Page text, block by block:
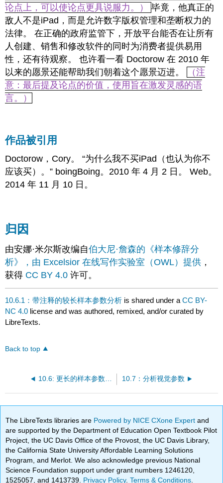
论点上，可以使论点更具说服力。） 毕竟，他真正的
敌人不是iPad，而是允许数字版权管理和垄断权力的
法律。 在正确的政府监管下，开放平台能否在让所有
人创建、销售和修改软件的同时为消费者提供易用
性，还有待观察。 也许看一看 Doctorow 在 2010 年
以来的愿景还能帮助我们朝着这个愿景迈进。
（注
意：最后提及论点的价值，使用旨在激发灵感的语
言。）
作品被引用
Doctorow，Cory。 “为什么我不买iPad（也认为你不
应该买）。” boingBoing。2010 年 4 月 2 日。 Web。
2014 年 11 月 10 日。
归因
由安娜·米尔斯改编自伯大尼·詹森的《样本修辞分
析》， 由 Excelsior 在线写作实验室（OWL）提供 ，
获得 CC BY 4.0 许可。
10.6.1：带注释的较长样本参数分析 is shared under aCC BY-
NC 4.0 license and was authored, remixed, and/or curated by
LibreTexts.
Back to top
10.7：分析视觉参数
The LibreTexts libraries are Powered by NICE CXone Expertand
are supported by the Department of Education Open Textbook Pilot
Project, the UC Davis Office of the Provost, the UC Davis Library,
the California State University Affordable Learning Solutions
Program, and Merlot. We also acknowledge previous National
Science Foundation support under grant numbers 1246120,
1525057, and 1413739. Privacy Policy.Terms & Conditions